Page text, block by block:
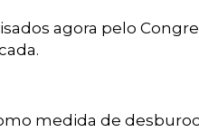
agora pelo
medida de